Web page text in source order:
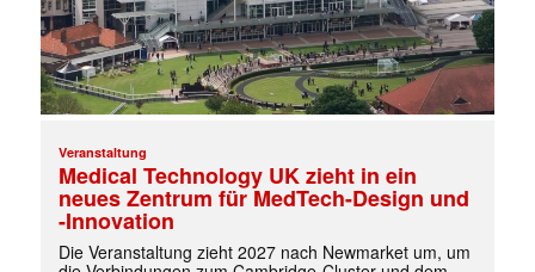
Veranstaltung
Medical Technology UK zieht in ein
neues Zentrum für MedTech-Design und
-Innovation
Die Veranstaltung zieht 2027 nach Newmarket um, um